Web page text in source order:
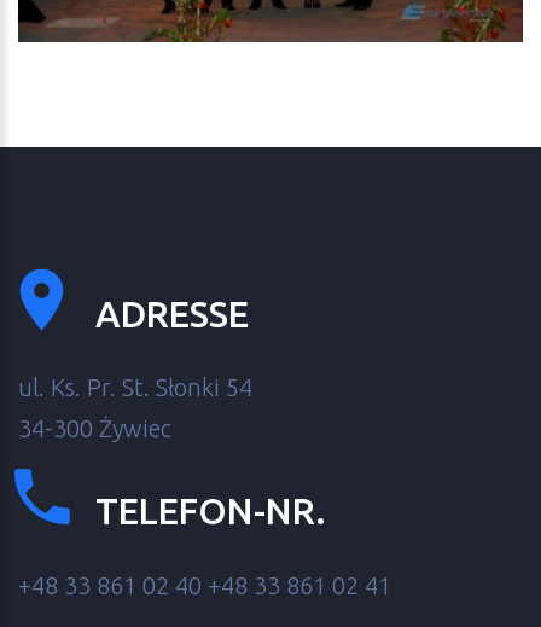
ADRESSE
ul. Ks. Pr. St. Słonki 54
34-300 Żywiec
TELEFON-NR.
+48 33 861 02 40 +48 33 861 02 41